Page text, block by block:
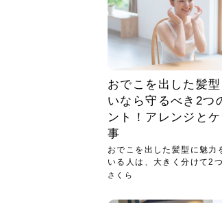
おでこを出した髪型
いなら守るべき2つ
ント！アレンジと
事
おでこを出した髪型に魅力
いる人は、大きく分けて2
ント...
さくら